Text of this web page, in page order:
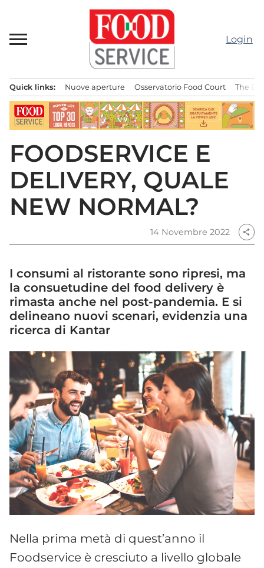
contenuto
Login
principale
Quick links: Nuove aperture Osservatorio Food Court The
FOODSERVICE E
DELIVERY, QUALE
NEW NORMAL?
14 Novembre 2022 share
I consumi al ristorante sono ripresi, ma
la consuetudine del food delivery è
rimasta anche nel post-pandemia. E si
delineano nuovi scenari, evidenzia una
ricerca di Kantar
Nella prima metà di quest’anno il
Foodservice è cresciuto a livello globale